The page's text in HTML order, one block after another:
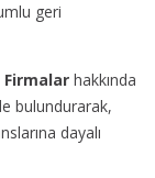
geri
Firmalar hakkında
bulundurarak,
dayalı